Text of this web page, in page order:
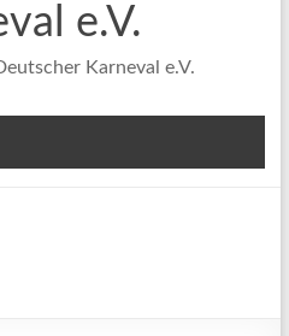
e.V.
Karneval e.V.